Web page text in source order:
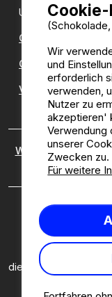
Unsere Partner:
CampingDirect
Verzeichnis der
Wer sind wir? |
vorbehalten. Alle
Diese Seite ist
die
Wir
und
erforderlich
verwenden,
Nutzer zu
akzeptieren'
Verwendung
unserer
Zwecken zu.
Für weitere